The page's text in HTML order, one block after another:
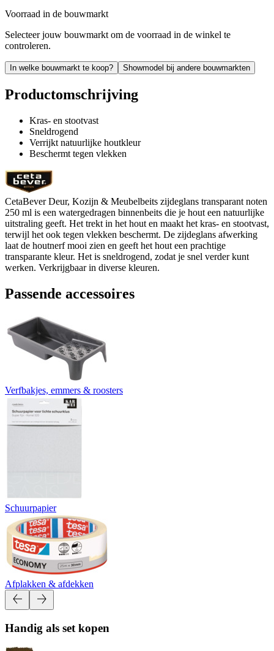
Voorraad in de bouwmarkt
Selecteer jouw bouwmarkt om de voorraad in de winkel te
controleren.
In welke bouwmarkt te koop? Showmodel bij andere bouwmarkten
Productomschrijving
Kras- en stootvast
Sneldrogend
Verrijkt natuurlijke houtkleur
Beschermt tegen vlekken
CetaBever Deur, Kozijn & Meubelbeits zijdeglans transparant noten
250 ml is een watergedragen binnenbeits die je hout een natuurlijke
uitstraling geeft. Het trekt in het hout en maakt het kras- en stootvast,
terwijl het ook tegen vlekken beschermt. De zijdeglans afwerking
laat de houtnerf mooi zien en geeft het hout een prachtige
transparante kleur. Het is sneldrogend, zodat je snel verder kunt
werken. Verkrijgbaar in diverse kleuren.
Passende accessoires
Verfbakjes, emmers & roosters
Schuurpapier
Afplakken & afdekken
Handig als set kopen